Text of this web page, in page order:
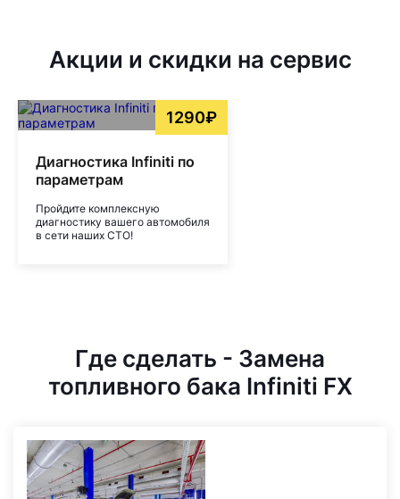
Акции и скидки на сервис
1290₽
Диагностика Infiniti по
параметрам
Пройдите комплексную
диагностику вашего автомобиля
в сети наших СТО!
Где сделать - Замена
топливного бака Infiniti FX